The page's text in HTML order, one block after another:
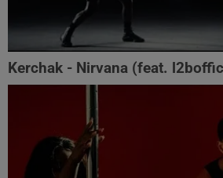
Kerchak - Nirvana (feat.